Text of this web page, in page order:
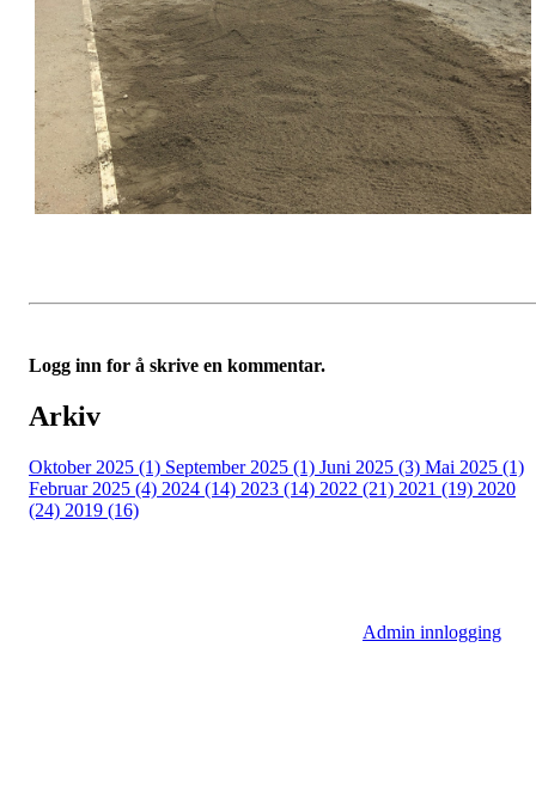
Logg inn for å skrive en kommentar.
Arkiv
Oktober 2025 (1) September 2025 (1) Juni 2025 (3) Mai 2025 (1)
Februar 2025 (4) 2024 (14) 2023 (14) 2022 (21) 2021 (19) 2020
(24) 2019 (16)
Admin innlogging